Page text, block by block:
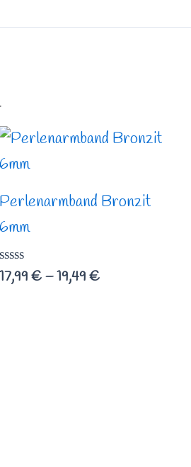
Perlenarmband Bronzit
6mm
Bewertet
mit
17,99€–19,49€
Preisspanne: